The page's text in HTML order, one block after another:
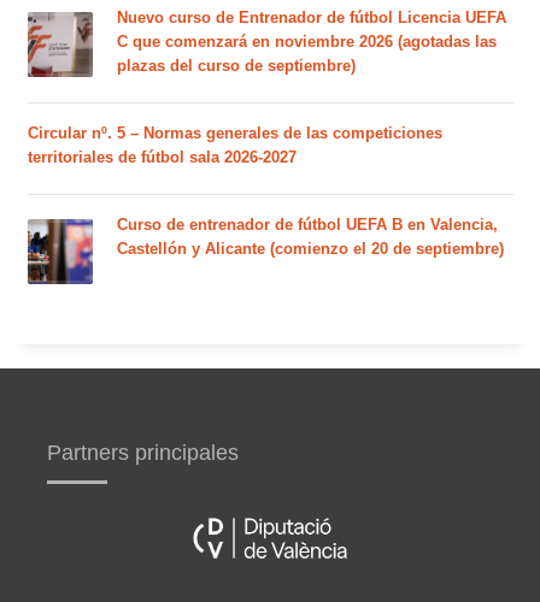
Nuevo curso de Entrenador de fútbol Licencia UEFA
C que comenzará en noviembre 2026 (agotadas las
plazas del curso de septiembre)
Circular nº. 5 – Normas generales de las competiciones
territoriales de fútbol sala 2026-2027
Curso de entrenador de fútbol UEFA B en Valencia,
Castellón y Alicante (comienzo el 20 de septiembre)
Partners principales